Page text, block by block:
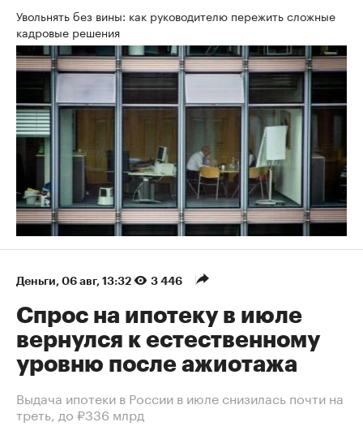
Увольнять без вины: как руководителю пережить сложные
кадровые решения
Деньги 06 авг, 13:32 3 446
Спрос на ипотеку в июле
вернулся к естественному
уровню после ажиотажа
Выдача ипотеки в России в июле снизилась почти на
треть, до ₽336 млрд